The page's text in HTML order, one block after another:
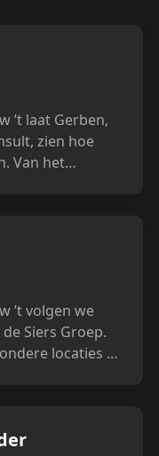
’t laat Gerben,
zien hoe
Van het
Gerben laat
En daar wil je
’t volgen we
Siers Groep.
locaties –
– en dat is